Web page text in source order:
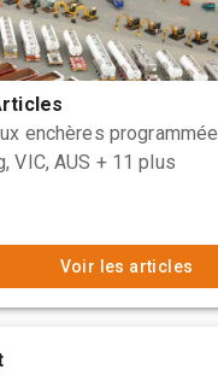
enchères programmée
VIC, AUS + 11 plus
Voir les articles